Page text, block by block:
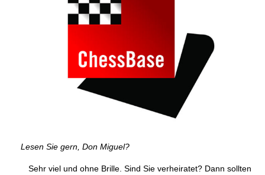
Lesen Sie gern, Don Miguel?
Sehr viel und ohne Brille. Sind Sie verheiratet? Dann sollten